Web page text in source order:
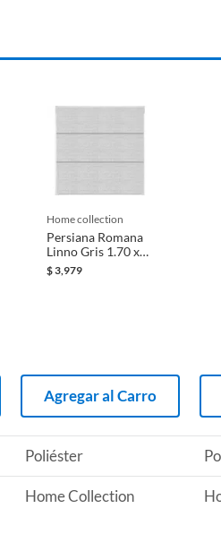
home collection
Persiana Romana
Linno Gris 1.70 x
1.8 M
$3,979
Agregar al Carro
Poliéster
Home Collection